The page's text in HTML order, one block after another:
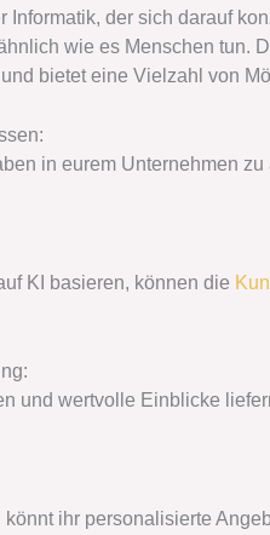
Informatik, der sich darauf
wie es Menschen tun.
bietet eine Vielzahl von
in eurem Unternehmen
KI basieren, können die
und wertvolle Einblicke
ihr personalisierte